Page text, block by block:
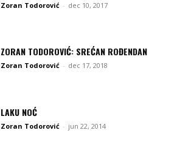
Zoran Todorović - dec 10, 2017
ZORAN TODOROVIĆ: SREĆAN ROĐENDAN
Zoran Todorović - dec 17, 2018
LAKU NOĆ
Zoran Todorović - jun 22, 2014